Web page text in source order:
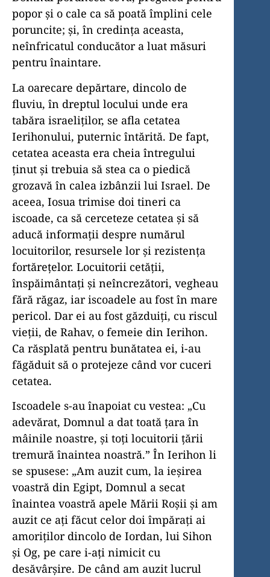
popor și o cale ca să poată împlini cele
poruncite; și, în credința aceasta,
neînfricatul conducător a luat măsuri
pentru înaintare.
La oarecare depărtare, dincolo de
fluviu, în dreptul locului unde era
tabăra israeliților, se afla cetatea
Ierihonului, puternic întărită. De fapt,
cetatea aceasta era cheia întregului
ținut și trebuia să stea ca o piedică
grozavă în calea izbânzii lui Israel. De
aceea, Iosua trimise doi tineri ca
iscoade, ca să cerceteze cetatea și să
aducă informații despre numărul
locuitorilor, resursele lor și rezistența
fortărețelor. Locuitorii cetății,
înspăimântați și neîncrezători, vegheau
fără răgaz, iar iscoadele au fost în mare
pericol. Dar ei au fost găzduiți, cu riscul
vieții, de Rahav, o femeie din Ierihon.
Ca răsplată pentru bunătatea ei, i-au
făgăduit să o protejeze când vor cuceri
cetatea.
Iscoadele s-au înapoiat cu vestea: „Cu
adevărat, Domnul a dat toată țara în
mâinile noastre, și toți locuitorii țării
tremură înaintea noastră.” În Ierihon li
se spusese: „Am auzit cum, la ieșirea
voastră din Egipt, Domnul a secat
înaintea voastră apele Mării Roșii și am
auzit ce ați făcut celor doi împărați ai
amoriților dincolo de Iordan, lui Sihon
și Og, pe care i-ați nimicit cu
desăvârșire. De când am auzit lucrul